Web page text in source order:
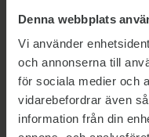
Denna webbplats
Vi använder
och annonserna till
för sociala medier och
vidarebefordrar även
information från din
Kontakt
Send